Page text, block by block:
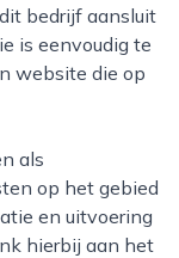
bedrijf aansluit
is eenvoudig te
website die op
op het gebied
en uitvoering
hierbij aan het